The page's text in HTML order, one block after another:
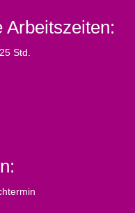
Arbeitszeiten:
Std.